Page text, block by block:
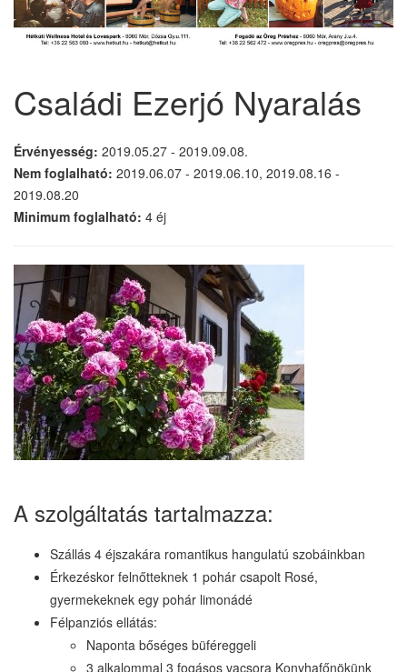
Családi Ezerjó Nyaralás
Érvényesség: 2019.05.27 - 2019.09.08.
Nem foglalható: 2019.06.07 - 2019.06.10, 2019.08.16 -
2019.08.20
Minimum foglalható: 4 éj
A szolgáltatás tartalmazza:
Szállás 4 éjszakára romantikus hangulatú szobáinkban
Érkezéskor felnőtteknek 1 pohár csapolt Rosé,
gyermekeknek egy pohár limonádé
Félpanziós ellátás:
Naponta bőséges büféreggeli
3 alkalommal 3 fogásos vacsora Konyhafőnökünk